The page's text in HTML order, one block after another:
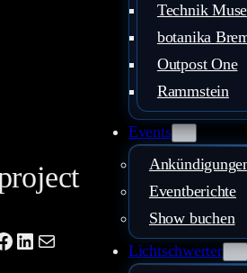
LinkedIn
Mail
Technik
botanika
Outpost One
Rammstein
Events
Eventberichte
Show buchen
Lichtschwerter